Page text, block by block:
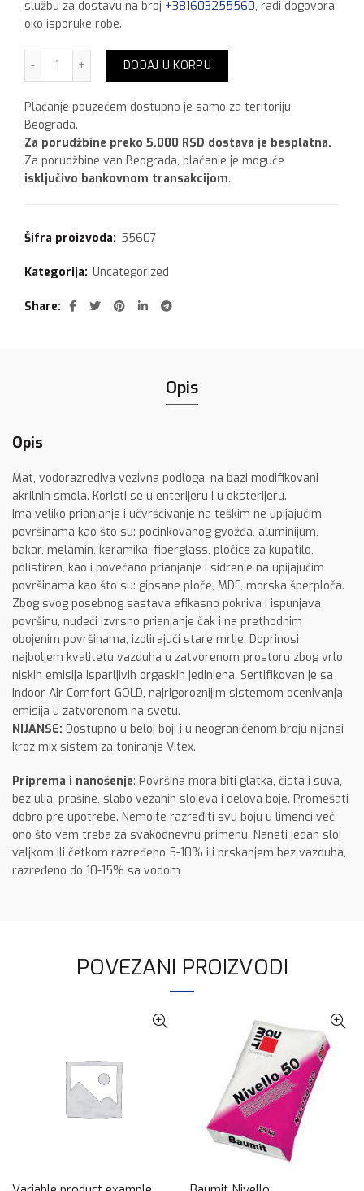
službu za dostavu na broj +381603255560, radi dogovora
oko isporuke robe.
Vitex Grip 360 Primer,2.5 lit količina
DODAJ U KORPU
Plaćanje pouzećem dostupno je samo za teritoriju
Beograda.
Za porudžbine preko 5.000 RSD dostava je besplatna.
Za porudžbine van Beograda, plaćanje je moguće
isključivo bankovnom transakcijom.
Šifra proizvoda: 55607
Kategorija: Uncategorized
Share
Opis
Opis
Mat, vodorazrediva vezivna podloga, na bazi modifikovani
akrilnih smola. Koristi se u enterijeru i u eksterijeru.
Ima veliko prianjanje i učvršćivanje na teškim ne upijajućim
površinama kao što su: pocinkovanog gvožđa, aluminijum,
bakar, melamin, keramika, fiberglass, pločice za kupatilo,
polistiren, kao i povećano prianjanje i sidrenje na upijajućim
površinama kao što su: gipsane ploče, MDF, morska šperploča.
Zbog svog posebnog sastava efikasno pokriva i ispunjava
površinu, nudeći izvrsno prianjanje čak i na prethodnim
obojenim površinama, izolirajući stare mrlje. Doprinosi
najboljem kvalitetu vazduha u zatvorenom prostoru zbog vrlo
niskih emisija isparljivih orgaskih jedinjena. Sertifikovan je sa
Indoor Air Comfort GOLD, najrigoroznijim sistemom ocenivanja
emisija u zatvorenom na svetu.
NIJANSE: Dostupno u beloj boji i u neograničenom broju nijansi
kroz mix sistem za toniranje Vitex.
Priprema i nanošenje: Površina mora biti glatka, čista i suva,
bez ulja, prašine, slabo vezanih slojeva i delova boje. Promešati
dobro pre upotrebe. Nemojte razređiti svu boju u limenci već
ono što vam treba za svakodnevnu primenu. Naneti jedan sloj
valjkom ili četkom razređeno 5-10% ili prskanjem bez vazduha,
razređeno do 10-15% sa vodom
POVEZANI PROIZVODI